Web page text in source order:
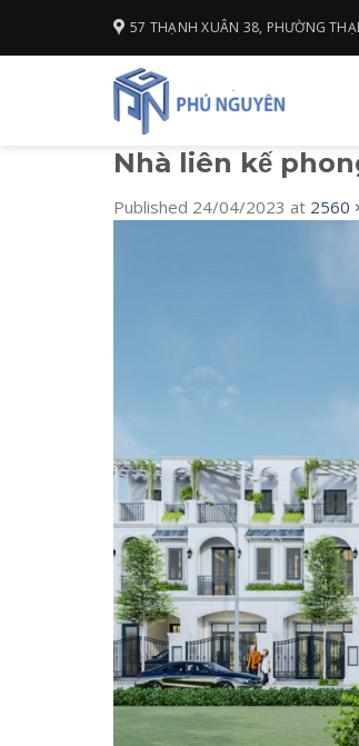
57 THẠNH XUÂN 38, PHƯỜNG
Nhà liên kế
Published 24/04/2023 at 2560